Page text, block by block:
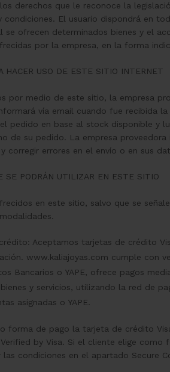
derechos que le reconoce la
condiciones. El usuario dispondrá en
se ofrecen determinados bienes y el
por la empresa, en la forma
HACER USO DE ESTE SITIO INTERNET
por medio de este sitio, la empresa
vía email cuando fue recibida
pedido en base al stock disponible y
de su pedido. La empresa
corregir errores en el envío o en sus
SE PODRÁN UTILIZAR EN ESTE SITIO
en este sitio, salvo que se
Aceptamos tarjetas de crédito
www.kaliajoyas.com cumple con
Bancarios o YAPE, ofrece pagos
y servicios, utilizando la red de
asignadas o YAPE.
forma de pago la tarjeta de crédito
by Visa. Si el cliente elige
las condiciones en el apartado Secure